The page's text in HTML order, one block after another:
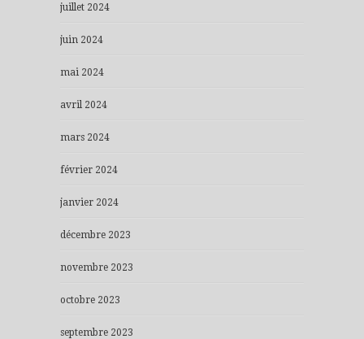
juillet 2024
juin 2024
mai 2024
avril 2024
mars 2024
février 2024
janvier 2024
décembre 2023
novembre 2023
octobre 2023
septembre 2023